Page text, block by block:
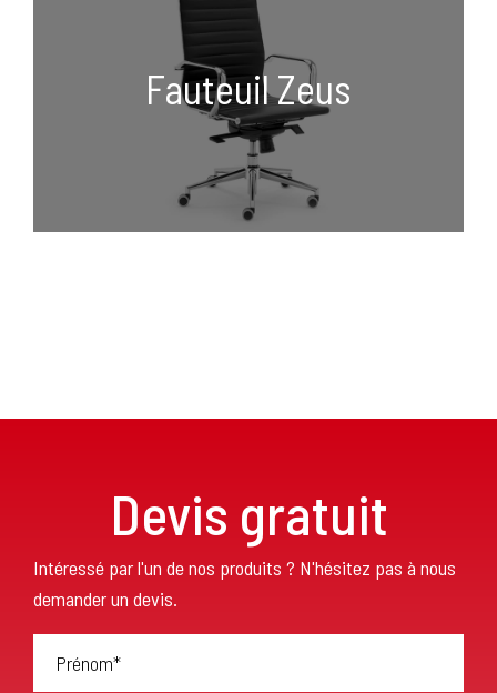
Fauteuil Zeus
Devis gratuit
Intéressé par l'un de nos produits ? N'hésitez pas à nous
demander un devis.